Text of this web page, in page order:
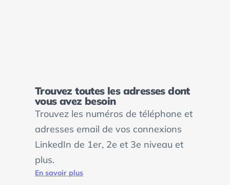
Trouvez toutes les adresses dont
vous avez besoin
Trouvez les numéros de téléphone et
adresses email de vos connexions
LinkedIn de 1er, 2e et 3e niveau et
plus.
En savoir plus